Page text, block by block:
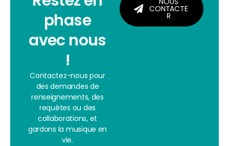
phase
avec nous
!
Contactez-nous pour
des demandes de
renseignements, des
requêtes ou des
collaborations, et
gardons la musique en
vie.
CONTACTE
R